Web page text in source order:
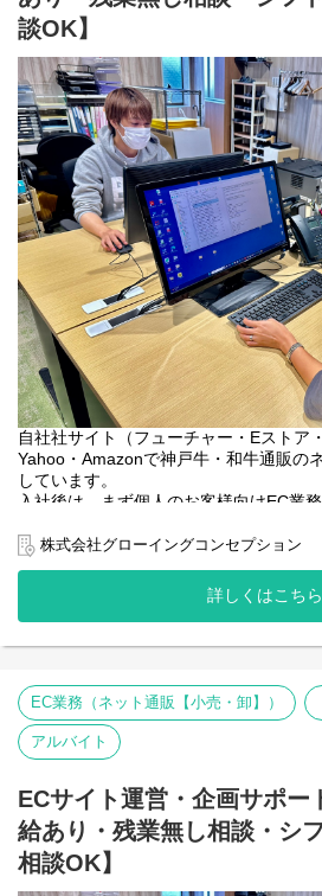
＜＜時給アップ制度が充実＞＞
●土日両方フルタイムで入れる方
⇒時給プラス50円
●英語・中国語・韓国語を話せる方
⇒1か国語につき時給プラス20円！
＜最大なんと時給1410円！！！＞
勤務日：平日ランチ週2日・土日ディナ
スキル：英語＆中国語＆韓国語を話せる
談OK】
自社社サイト（フューチャー・Eストア
Yahoo・Amazonで神戸牛・和牛通販の
しています。
入社後は、まず個人のお客様向けEC業
いただく予定です。段階的に業務の幅を
験の方も安心してスタートできます。
オフィスは2022年に新しく開設した解
ィスで専用休憩スペース（個室ブースあ
いますので有給取得も可能です。オフ
ラットな環境のオフィスで未経験でも安
採用にあたっては労働通知書を作成した
でも有給休暇が付与されます。シフト確
また長期休暇もOKです。
【お仕事内容】
・受注管理（PC画面での受注管理操作
株式会社グローイングコンセプション
詳しくはこちら
EC業務（ネット通販【小売・卸】）
アルバイト
ECサイト運営・企画サポー
給あり・残業無し相談・シ
相談OK】